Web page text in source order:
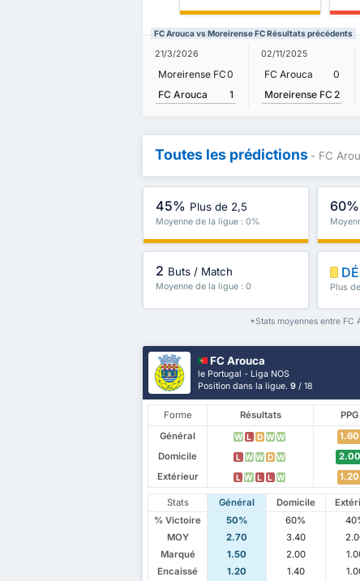
FC Arouca vs Moreirense FC Résultats précédents
21/3/2026
Moreirense FC0
FC Arouca
1
02/11/2025
FC Arouca
0
Moreirense FC 2
Toutes les prédictions - FC
45% Plus de 2,5
Moyenne de la ligue : 0%
60%
2 Buts / Match
Moyenne de la ligue : 0
Plus
plus
*Stats moyennes entre FC
FC Arouca
le Portugal - Liga NOS
Position dans la ligue.9 / 18
Forme Résultats
PPG
Général
W L D W W
1.60
Domicile
L W W D W
2.00
Extérieur
L W L L W 1.20
Stats Général Domicile
% Victoire
50% 60%
MOY
2.70 3.40
Marqué
1.50 2.00
Encaissé
1.20 1.40